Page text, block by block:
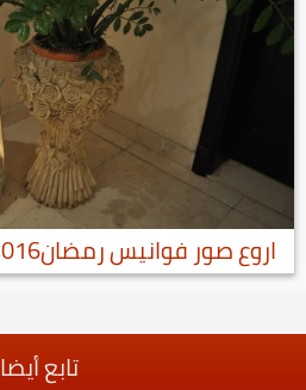
اروع صور فوانيس رمضان2016
تابع أيضا